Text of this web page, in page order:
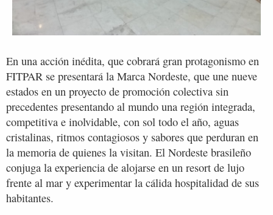
En una acción inédita, que cobrará gran protagonismo en
FITPAR se presentará la Marca Nordeste, que une nueve
estados en un proyecto de promoción colectiva sin
precedentes presentando al mundo una región integrada,
competitiva e inolvidable, con sol todo el año, aguas
cristalinas, ritmos contagiosos y sabores que perduran en
la memoria de quienes la visitan. El Nordeste brasileño
conjuga la experiencia de alojarse en un resort de lujo
frente al mar y experimentar la cálida hospitalidad de sus
habitantes.